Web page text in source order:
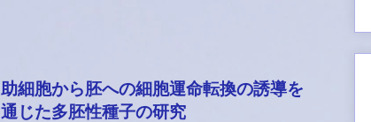
助細胞から胚への細胞運命転換の誘導を
通じた多胚性種子の研究